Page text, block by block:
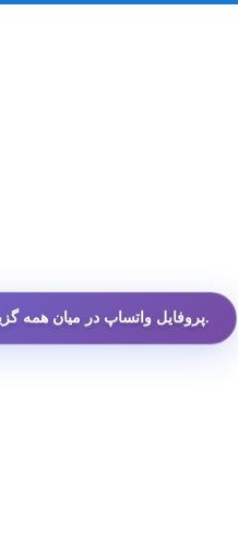
ارزان‌ترین API پروفایل واتساپ در میان همه گزینه‌ها.